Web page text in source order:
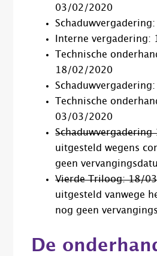
03/02/2020
Interne
Technische
18/02/2020
Technische
03/03/2020
uitgesteld wegens
geen
Vierde Triloog: 18/
uitgesteld vanwege
nog geen
De